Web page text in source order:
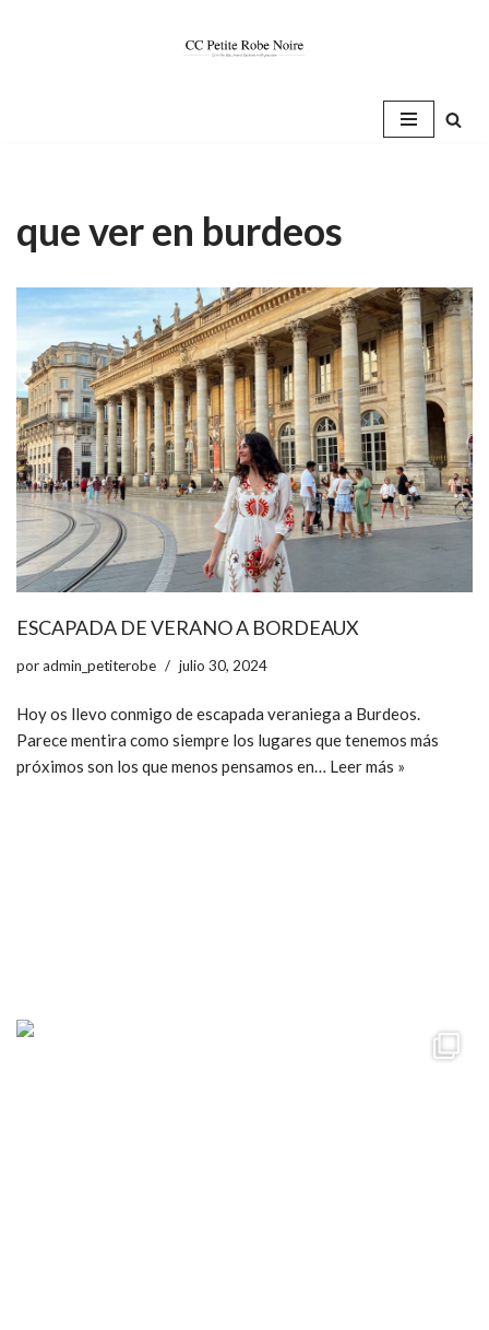
que ver en burdeos
ESCAPADA DE VERANO A BORDEAUX
poradmin_petiterobe julio 30, 2024
Hoy os llevo conmigo de escapada veraniega a Burdeos.
Parece mentira como siempre los lugares que tenemos más
próximos son los que menos pensamos en… Leer más »